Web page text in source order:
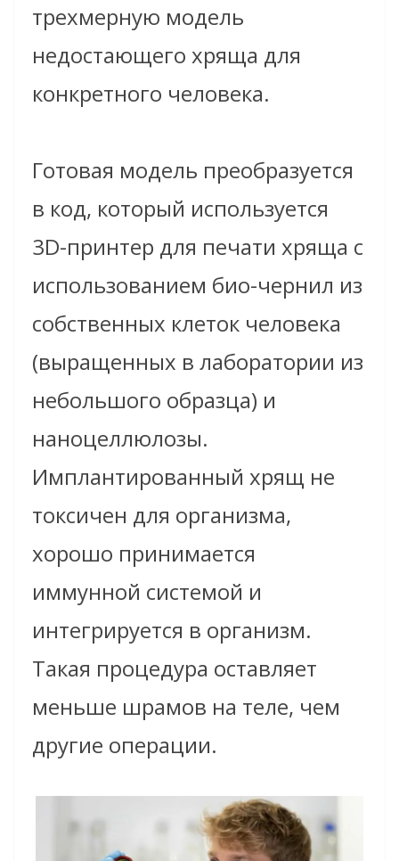
трехмерную модель
недостающего хряща для
конкретного человека.
Готовая модель преобразуется
в код, который используется
3D-принтер для печати хряща с
использованием био-чернил из
собственных клеток человека
(выращенных в лаборатории из
небольшого образца) и
наноцеллюлозы.
Имплантированный хрящ не
токсичен для организма,
хорошо принимается
иммунной системой и
интегрируется в организм.
Такая процедура оставляет
меньше шрамов на теле, чем
другие операции.